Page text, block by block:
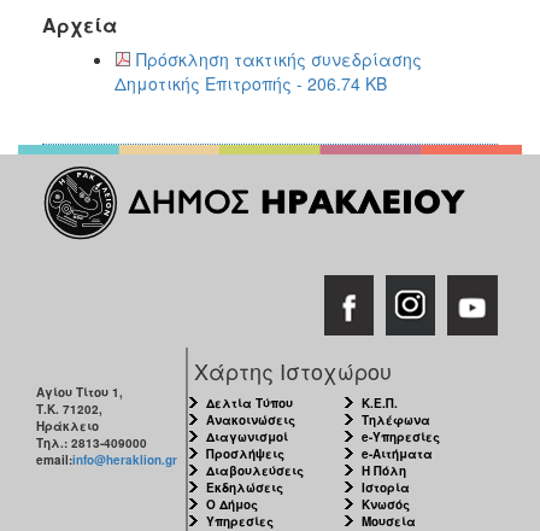
2018
2017
2016
2013
2012
2011
ΤΟΠΟΣ
ΜΑΣ
Αρχεία
Πρόσκληση τακτικής συνεδρίασης
Δημοτικής Επιτροπής - 206.74 KB
Αγίου Τίτου 1,
Τ.Κ. 71202,
Ηράκλειο
Τηλ.: 2813-409000
email:info@heraklion.gr
Χάρτης Ιστοχώρου
Δελτία Τύπου
Ανακοινώσεις
Διαγωνισμοί
Προσλήψεις
Διαβουλεύσεις
Εκδηλώσεις
Ο Δήμος
Υπηρεσίες
Κ.Ε.Π.
Τηλέφωνα
e-Υπηρεσίες
e-Αιτήματα
Η Πόλη
Ιστορία
Κνωσός
Μουσεία